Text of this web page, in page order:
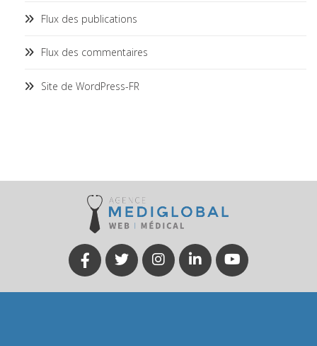
Flux des publications
Flux des commentaires
Site de WordPress-FR